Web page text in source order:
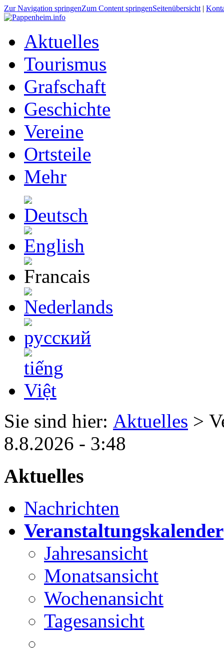
Zur Navigation springenZum Content springenSeitenübersicht |
Aktuelles
Tourismus
Grafschaft
Geschichte
Vereine
Ortsteile
Mehr
Sie sind hier: Aktuelles >
8.8.2026 - 3:48
Aktuelles
Nachrichten
Veranstaltungskalender
Jahresansicht
Monatsansicht
Wochenansicht
Tagesansicht